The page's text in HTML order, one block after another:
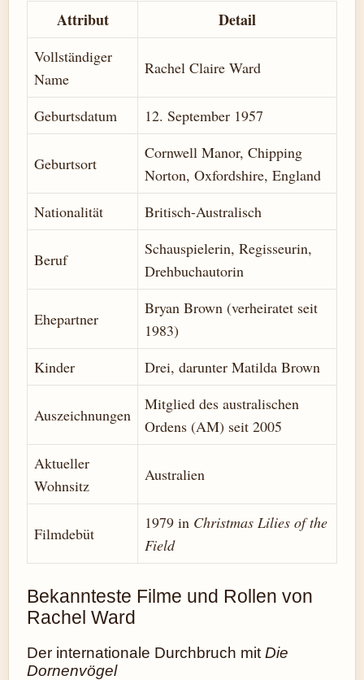
Attribut Detail
Vollständiger
Name
Rachel Claire Ward
Geburtsdatum 12. September 1957
Geburtsort
Cornwell Manor, Chipping
Norton, Oxfordshire, England
Nationalität
Britisch-Australisch
Beruf
Schauspielerin, Regisseurin,
Drehbuchautorin
Ehepartner
Bryan Brown (verheiratet seit
1983)
Kinder
Drei, darunter Matilda Brown
Auszeichnungen
Mitglied des australischen
Ordens (AM) seit 2005
Aktueller
Wohnsitz
Australien
Filmdebüt
1979 in Christmas Lilies of the
Field
Bekannteste Filme und Rollen von
Rachel Ward
Der internationale Durchbruch mit Die
Dornenvögel